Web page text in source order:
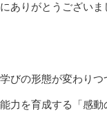
ありがとうござい
びの形態が変わり
力を育成する「感動